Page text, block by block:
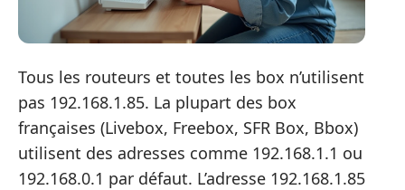
Tous les routeurs et toutes les box n’utilisent
pas 192.168.1.85. La plupart des box
françaises (Livebox, Freebox, SFR Box, Bbox)
utilisent des adresses comme 192.168.1.1 ou
192.168.0.1 par défaut. L’adresse 192.168.1.85